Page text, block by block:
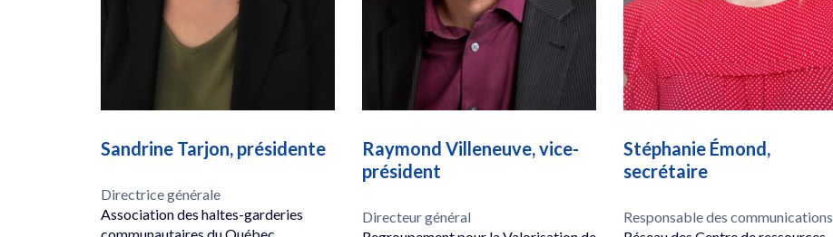
Sandrine Tarjon, présidente
Directrice générale
Association des haltes-garderies
communautaires du Québec
Raymond Villeneuve, vice-
président
Directeur général
Stéphanie Émond,
secrétaire
Responsable des communications